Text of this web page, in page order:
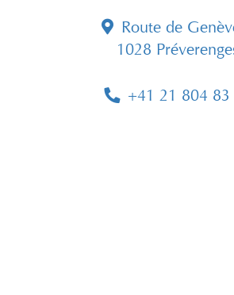
Route de
1028
+41 21 804 83